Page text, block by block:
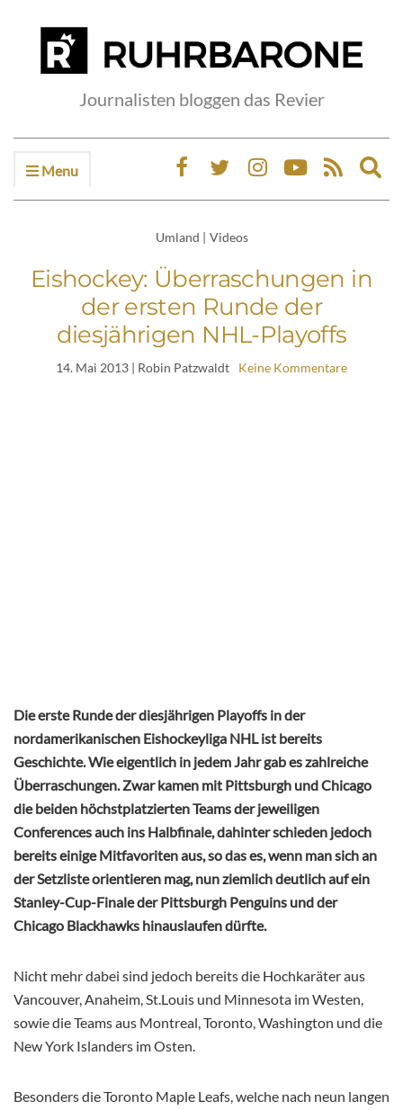
Journalisten bloggen das Revier
Menu
Umland | Videos
Eishockey: Überraschungen in
der ersten Runde der
diesjährigen NHL-Playoffs
14. Mai 2013 | Robin Patzwaldt Keine Kommentare
Die erste Runde der diesjährigen Playoffs in der
nordamerikanischen Eishockeyliga NHL ist bereits
Geschichte. Wie eigentlich in jedem Jahr gab es zahlreiche
Überraschungen. Zwar kamen mit Pittsburgh und Chicago
die beiden höchstplatzierten Teams der jeweiligen
Conferences auch ins Halbfinale, dahinter schieden jedoch
bereits einige Mitfavoriten aus, so das es, wenn man sich an
der Setzliste orientieren mag, nun ziemlich deutlich auf ein
Stanley-Cup-Finale der Pittsburgh Penguins und der
Chicago Blackhawks hinauslaufen dürfte.
Nicht mehr dabei sind jedoch bereits die Hochkaräter aus
Vancouver, Anaheim, St.Louis und Minnesota im Westen,
sowie die Teams aus Montreal, Toronto, Washington und die
New York Islanders im Osten.
Besonders die Toronto Maple Leafs, welche nach neun langen